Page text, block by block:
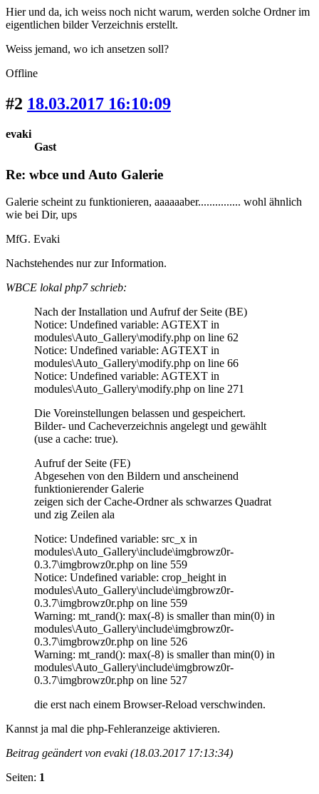
Hier und da, ich weiss noch nicht warum, werden solche Ordner im
eigentlichen bilder Verzeichnis erstellt.
Weiss jemand, wo ich ansetzen soll?
Offline
#2 18.03.2017 16:10:09
evaki
Gast
Re: wbce und Auto Galerie
Galerie scheint zu funktionieren, aaaaaaber............... wohl ähnlich
wie bei Dir, ups
MfG. Evaki
Nachstehendes nur zur Information.
WBCE lokal php7 schrieb:
Nach der Installation und Aufruf der Seite (BE)
Notice: Undefined variable: AGTEXT in
modules\Auto_Gallery\modify.php on line 62
Notice: Undefined variable: AGTEXT in
modules\Auto_Gallery\modify.php on line 66
Notice: Undefined variable: AGTEXT in
modules\Auto_Gallery\modify.php on line 271
Die Voreinstellungen belassen und gespeichert.
Bilder- und Cacheverzeichnis angelegt und gewählt
(use a cache: true).
Aufruf der Seite (FE)
Abgesehen von den Bildern und anscheinend
funktionierender Galerie
zeigen sich der Cache-Ordner als schwarzes Quadrat
und zig Zeilen ala
Notice: Undefined variable: src_x in
modules\Auto_Gallery\include\imgbrowz0r-
0.3.7\imgbrowz0r.php on line 559
Notice: Undefined variable: crop_height in
modules\Auto_Gallery\include\imgbrowz0r-
0.3.7\imgbrowz0r.php on line 559
Warning: mt_rand(): max(-8) is smaller than min(0) in
modules\Auto_Gallery\include\imgbrowz0r-
0.3.7\imgbrowz0r.php on line 526
Warning: mt_rand(): max(-8) is smaller than min(0) in
modules\Auto_Gallery\include\imgbrowz0r-
0.3.7\imgbrowz0r.php on line 527
die erst nach einem Browser-Reload verschwinden.
Kannst ja mal die php-Fehleranzeige aktivieren.
Beitrag geändert von evaki (18.03.2017 17:13:34)
Seiten: 1